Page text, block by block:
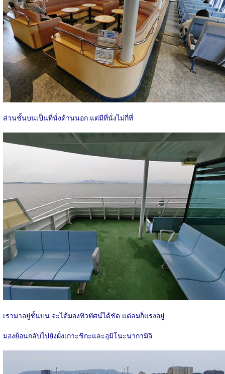
ส่วนชั้นบนเป็นที่นั่งด้านนอก แต่มีที่นั่งไม่กี่ที่
เรามาอยู่ชั้นบน จะได้มองทิวทัศน์ได้ชัด แต่ลมก็แรงอยู่
มองย้อนกลับไปยังฝั่งเกาะชิกะและอุมิโนะนากามิจิ